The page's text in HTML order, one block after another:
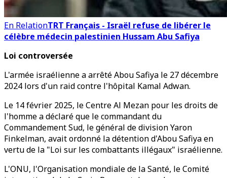
En RelationTRT Français - Israël refuse de libérer le
célèbre médecin palestinien Hussam Abu Safiya
Loi controversée
L'armée israélienne a arrêté Abou Safiya le 27 décembre
2024 lors d'un raid contre l'hôpital Kamal Adwan.
Le 14 février 2025, le Centre Al Mezan pour les droits de
l'homme a déclaré que le commandant du
Commandement Sud, le général de division Yaron
Finkelman, avait ordonné la détention d'Abou Safiya en
vertu de la "Loi sur les combattants illégaux" israélienne.
L'ONU, l'Organisation mondiale de la Santé, le Comité